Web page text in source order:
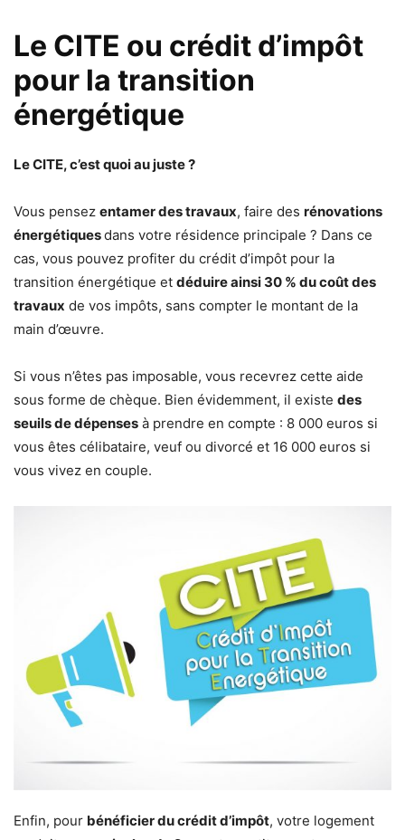
Le CITE ou crédit d’impôt
pour la transition
énergétique
Le CITE, c’est quoi au juste ?
Vous pensez entamer des travaux, faire des rénovations
énergétiquesdans votre résidence principale ? Dans ce
cas, vous pouvez profiter du crédit d’impôt pour la
transition énergétique et déduire ainsi 30 % du coût des
travaux de vos impôts, sans compter le montant de la
main d’œuvre.
Si vous n’êtes pas imposable, vous recevrez cette aide
sous forme de chèque. Bien évidemment, il existe des
seuils de dépenses à prendre en compte : 8 000 euros si
vous êtes célibataire, veuf ou divorcé et 16 000 euros si
vous vivez en couple.
Enfin, pour bénéficier du crédit d’impôt, votre logement